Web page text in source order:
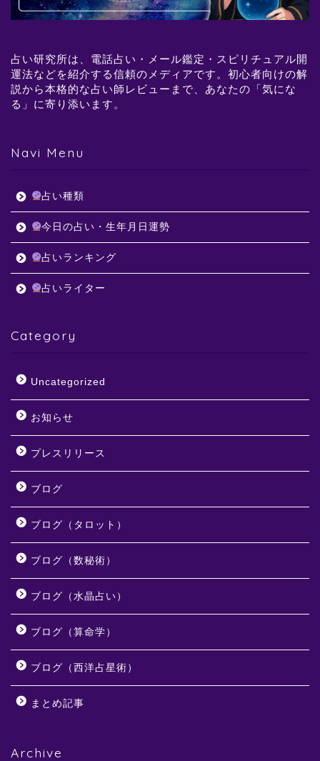
占い研究所は、電話占い・メール鑑定・スピリチュアル開
運法などを紹介する信頼のメディアです。初心者向けの解
説から本格的な占い師レビューまで、あなたの「気にな
る」に寄り添います。
Navi Menu
占い種類
今日の占い・生年月日運勢
占いランキング
占いライター
Category
Uncategorized
お知らせ
プレスリリース
ブログ
ブログ（タロット）
ブログ（数秘術）
ブログ（水晶占い）
ブログ（算命学）
ブログ（西洋占星術）
まとめ記事
Archive